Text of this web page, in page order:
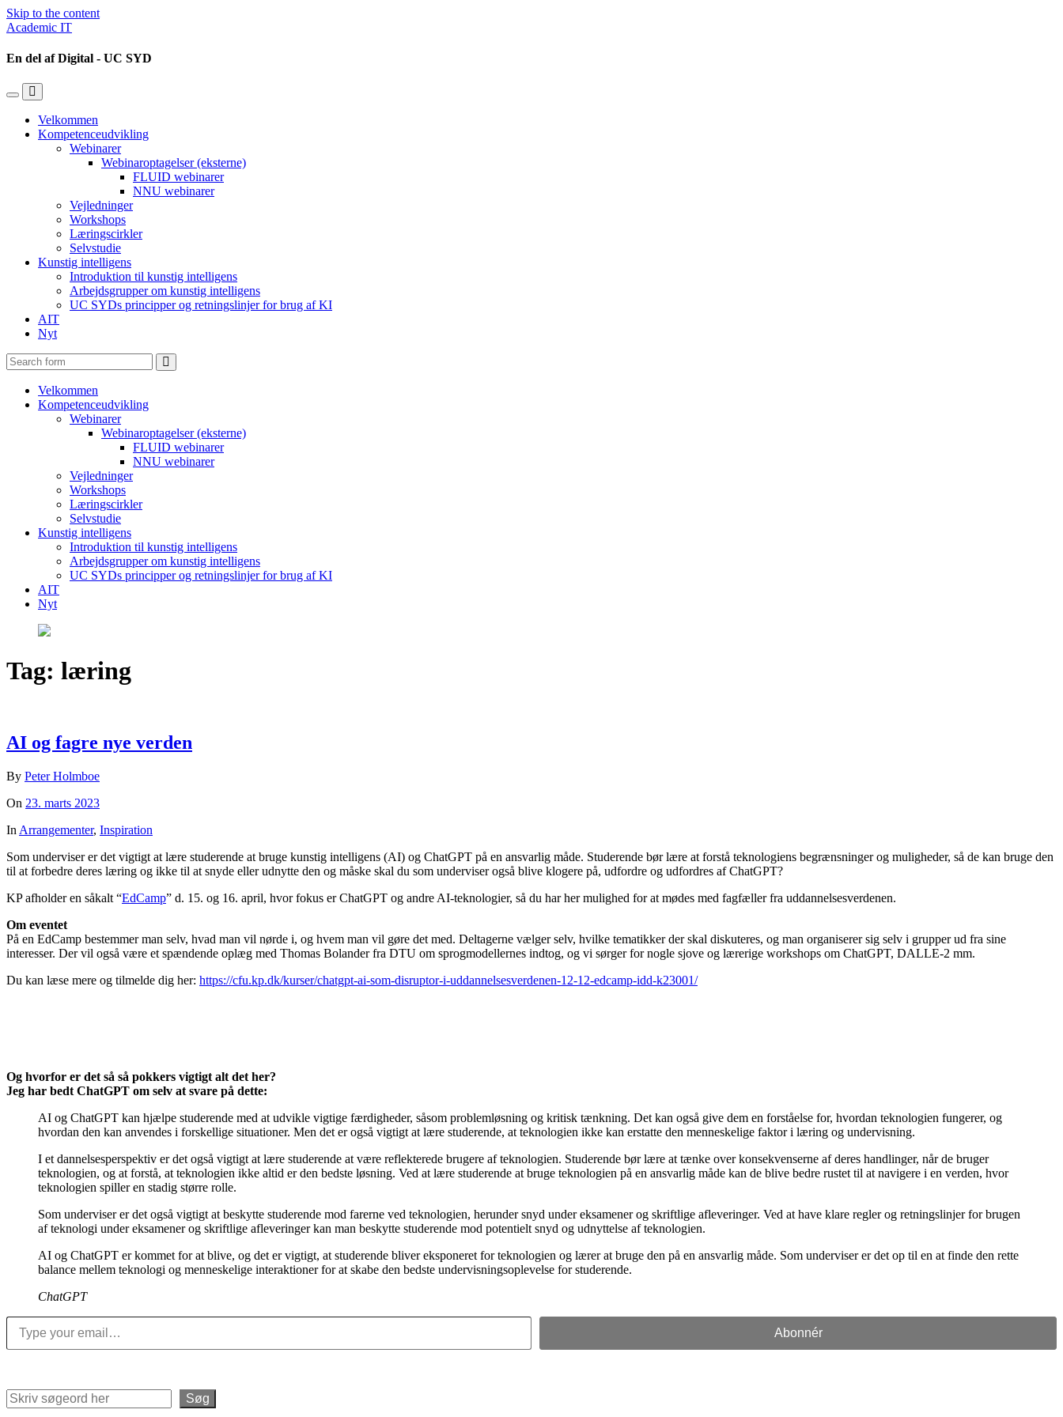
Skip to the content
Academic IT
En del af Digital - UC SYD
Toggle
mobile
menu
Toggle
the
search
field
Velkommen
Kompetenceudvikling
Webinarer
Webinaroptagelser (eksterne)
FLUID webinarer
NNU webinarer
Vejledninger
Workshops
Læringscirkler
Selvstudie
Kunstig intelligens
Introduktion til kunstig intelligens
Arbejdsgrupper om kunstig intelligens
UC SYDs principper og retningslinjer for brug af KI
AIT
Nyt
Velkommen
Kompetenceudvikling
Webinarer
Webinaroptagelser (eksterne)
FLUID webinarer
NNU webinarer
Vejledninger
Workshops
Læringscirkler
Selvstudie
Kunstig intelligens
Introduktion til kunstig intelligens
Arbejdsgrupper om kunstig intelligens
UC SYDs principper og retningslinjer for brug af KI
AIT
Nyt
Tag: læring
AI og fagre nye verden
By Peter Holmboe
On 23. marts 2023
In Arrangementer, Inspiration
Som underviser er det vigtigt at lære studerende at bruge kunstig intelligens (AI) og ChatGPT på en ansvarlig måde. Studerende bør lære at forstå teknologiens begrænsninger og muligheder, så de kan bruge den
til at forbedre deres læring og ikke til at snyde eller udnytte den og måske skal du som underviser også blive klogere på, udfordre og udfordres af ChatGPT?
KP afholder en såkalt “EdCamp” d. 15. og 16. april, hvor fokus er ChatGPT og andre AI-teknologier, så du har her mulighed for at mødes med fagfæller fra uddannelsesverdenen.
Om eventet
På en EdCamp bestemmer man selv, hvad man vil nørde i, og hvem man vil gøre det med. Deltagerne vælger selv, hvilke tematikker der skal diskuteres, og man organiserer sig selv i grupper ud fra sine
interesser. Der vil også være et spændende oplæg med Thomas Bolander fra DTU om sprogmodellernes indtog, og vi sørger for nogle sjove og lærerige workshops om ChatGPT, DALLE-2 mm.
Du kan læse mere og tilmelde dig her: https://cfu.kp.dk/kurser/chatgpt-ai-som-disruptor-i-uddannelsesverdenen-12-12-edcamp-idd-k23001/
Og hvorfor er det så så pokkers vigtigt alt det her?
Jeg har bedt ChatGPT om selv at svare på dette:
AI og ChatGPT kan hjælpe studerende med at udvikle vigtige færdigheder, såsom problemløsning og kritisk tænkning. Det kan også give dem en forståelse for, hvordan teknologien fungerer, og
hvordan den kan anvendes i forskellige situationer. Men det er også vigtigt at lære studerende, at teknologien ikke kan erstatte den menneskelige faktor i læring og undervisning.
I et dannelsesperspektiv er det også vigtigt at lære studerende at være reflekterede brugere af teknologien. Studerende bør lære at tænke over konsekvenserne af deres handlinger, når de bruger
teknologien, og at forstå, at teknologien ikke altid er den bedste løsning. Ved at lære studerende at bruge teknologien på en ansvarlig måde kan de blive bedre rustet til at navigere i en verden, hvor
teknologien spiller en stadig større rolle.
Som underviser er det også vigtigt at beskytte studerende mod farerne ved teknologien, herunder snyd under eksamener og skriftlige afleveringer. Ved at have klare regler og retningslinjer for brugen
af teknologi under eksamener og skriftlige afleveringer kan man beskytte studerende mod potentielt snyd og udnyttelse af teknologien.
AI og ChatGPT er kommet for at blive, og det er vigtigt, at studerende bliver eksponeret for teknologien og lærer at bruge den på en ansvarlig måde. Som underviser er det op til en at finde den rette
balance mellem teknologi og menneskelige interaktioner for at skabe den bedste undervisningsoplevelse for studerende.
ChatGPT
Type your email…
Abonnér
Søg Søg